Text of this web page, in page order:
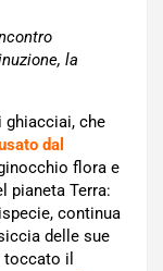
la
che
dal
flora e
pianeta Terra:
continua
delle sue
il